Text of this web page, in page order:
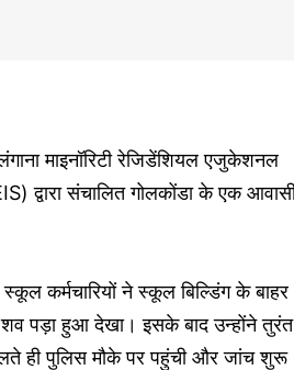
माइनॉरिटी रेजिडेंशियल एजुकेशनल
द्वारा संचालित गोलकोंडा के एक
कर्मचारियों ने स्कूल बिल्डिंग के बाहर
पड़ा हुआ देखा। इसके बाद उन्होंने तुरंत
ही पुलिस मौके पर पहुंची और जांच शुरू